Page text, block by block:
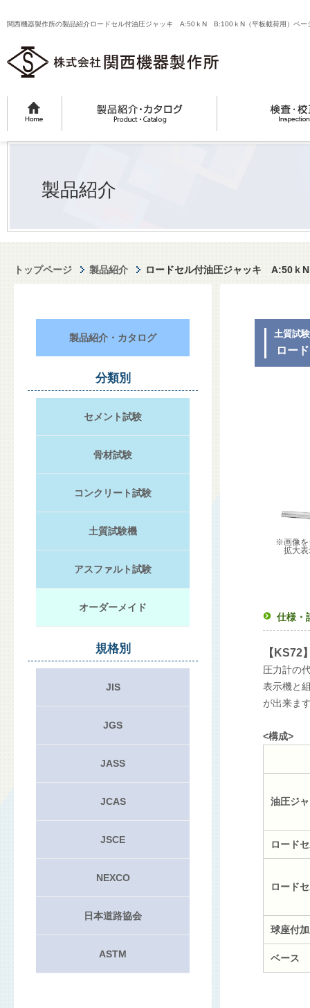
関西機器製作所の製品紹介ロードセル付油圧ジャッキ A:50ｋN B:100ｋN（平板載荷用）ペー
製品紹介
トップページ 製品紹介 ロードセル付油圧ジャッキ A:50ｋ
土質試
ロー
※画像を
拡大表
仕様・
【KS72
圧力計の
表示機と
が出来ま
<構成>
油圧ジ
ロード
ロード
球座付
ベース
製品紹介・カタログ
分類別
セメント試験
骨材試験
コンクリート試験
土質試験機
アスファルト試験
オーダーメイド
規格別
JIS
JGS
JASS
JCAS
JSCE
NEXCO
日本道路協会
ASTM